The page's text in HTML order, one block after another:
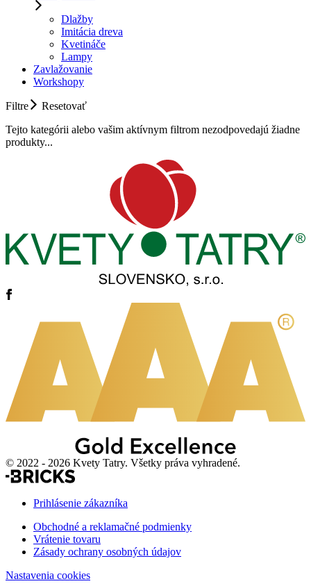
Dlažby
Imitácia dreva
Kvetináče
Lampy
Zavlažovanie
Workshopy
Filtre
Resetovať
Tejto kategórii alebo vašim aktívnym filtrom nezodpovedajú žiadne
produkty...
© 2022 - 2026 Kvety Tatry. Všetky práva vyhradené.
Prihlásenie zákazníka
Obchodné a reklamačné podmienky
Vrátenie tovaru
Zásady ochrany osobných údajov
Nastavenia cookies